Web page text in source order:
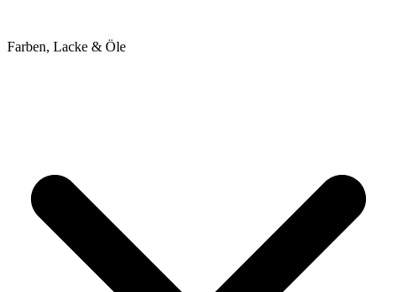
Farben, Lacke & Öle